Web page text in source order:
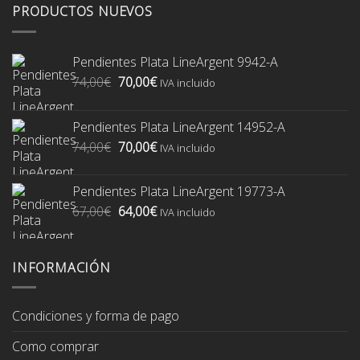
PRODUCTOS NUEVOS
Pendientes Plata LineArgent 9942-A
74,00€ El
era:
74,00€.
70,00€El
es:
70,00€.
IVA incluido
Pendientes Plata LineArgent 14952-A
74,00€ El
era:
74,00€.
70,00€El
es:
70,00€.
IVA incluido
Pendientes Plata LineArgent 19773-A
67,00€ El
64,00€ElIVA incluido
INFORMACIÓN
Condiciones y forma de pago
Como comprar